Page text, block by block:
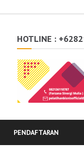
HOTLINE :
PENDAFTARAN